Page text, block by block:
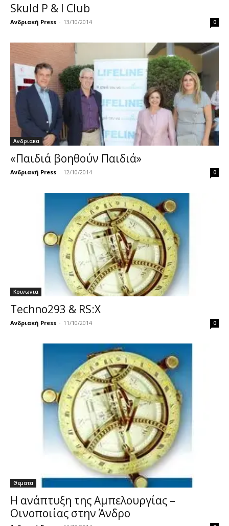
Skuld P & I Club
Ανδριακή Press - 13/10/2014 0
Ανδριακα
«Παιδιά βοηθούν Παιδιά»
Ανδριακή Press - 12/10/2014 0
Κοινωνια
Techno293 & RS:X
Ανδριακή Press - 11/10/2014 0
Θεματα
Η ανάπτυξη της Αμπελουργίας –
Οινοποιίας στην Άνδρο